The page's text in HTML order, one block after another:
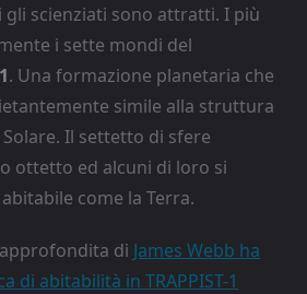
gli scienziati sono attratti. I più
i sette mondi del
. Una formazione planetaria che
simile alla struttura
Il settetto di sfere
ottetto ed alcuni di loro si
come la Terra.
di James Webb ha
di abitabilità in TRAPPIST-1